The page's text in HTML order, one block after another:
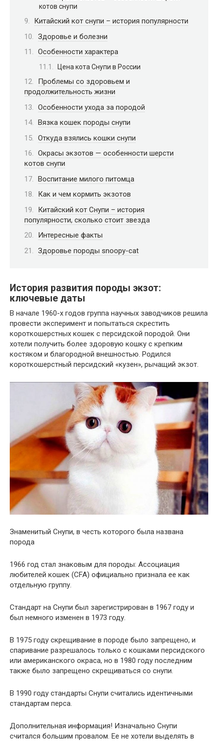
котов снупи
Китайский кот снупи – история популярности
Здоровье и болезни
Особенности характера
Цена кота Снупи в России
Проблемы со здоровьем и
продолжительность жизни
Особенности ухода за породой
Вязка кошек породы снупи
Откуда взялись кошки снупи
Окрасы экзотов — особенности шерсти
котов снупи
Воспитание милого питомца
Как и чем кормить экзотов
Китайский кот Снупи – история
популярности, сколько стоит звезда
Интересные факты
Здоровье породы snoopy-cat
История развития породы экзот:
ключевые даты
В начале 1960-х годов группа научных заводчиков решила
провести эксперимент и попытаться скрестить
короткошерстных кошек с персидской породой. Они
хотели получить более здоровую кошку с крепким
костяком и благородной внешностью. Родился
короткошерстный персидский «кузен», рычащий экзот.
Знаменитый Снупи, в честь которого была названа
порода
1966 год стал знаковым для породы: Ассоциация
любителей кошек (CFA) официально признала ее как
отдельную группу.
Стандарт на Снупи был зарегистрирован в 1967 году и
был немного изменен в 1973 году.
В 1975 году скрещивание в породе было запрещено, и
спаривание разрешалось только с кошками персидского
или американского окраса, но в 1980 году последним
также было запрещено скрещиваться со снупи.
В 1990 году стандарты Снупи считались идентичными
стандартам перса.
Дополнительная информация! Изначально Снупи
считался большим провалом. Ее не хотели выделять в